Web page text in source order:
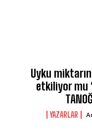
Uyku
etkiliyor mu
YAZARLAR